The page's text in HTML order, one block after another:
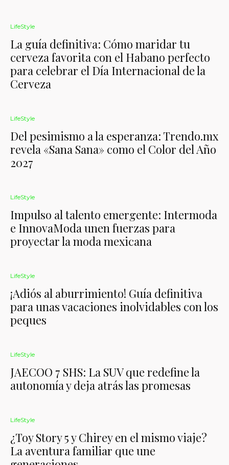
LifeStyle
La guía definitiva: Cómo maridar tu
cerveza favorita con el Habano perfecto
para celebrar el Día Internacional de la
Cerveza
LifeStyle
Del pesimismo a la esperanza: Trendo.mx
revela «Sana Sana» como el Color del Año
2027
LifeStyle
Impulso al talento emergente: Intermoda
e InnovaModa unen fuerzas para
proyectar la moda mexicana
LifeStyle
¡Adiós al aburrimiento! Guía definitiva
para unas vacaciones inolvidables con los
peques
LifeStyle
JAECOO 7 SHS: La SUV que redefine la
autonomía y deja atrás las promesas
LifeStyle
¿Toy Story 5 y Chirey en el mismo viaje?
La aventura familiar que une